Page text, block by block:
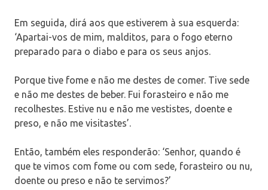
Em seguida, dirá aos que estiverem à sua esquerda:
‘Apartai-vos de mim, malditos, para o fogo eterno
preparado para o diabo e para os seus anjos.
Porque tive fome e não me destes de comer. Tive sede
e não me destes de beber. Fui forasteiro e não me
recolhestes. Estive nu e não me vestistes, doente e
preso, e não me visitastes’.
Então, também eles responderão: ‘Senhor, quando é
que te vimos com fome ou com sede, forasteiro ou nu,
doente ou preso e não te servimos?’